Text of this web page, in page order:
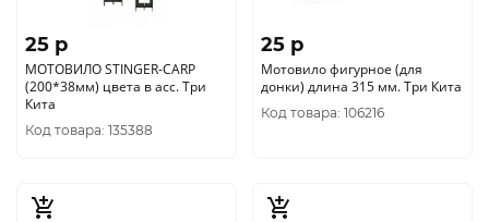
25 p
МОТОВИЛО STINGER-CARP
(200*38мм) цвета в асс. Три
Кита
Код товара: 135388
25 p
Мотовило фигурное (для
донки) длина 315 мм. Три Кита
Код товара: 106216